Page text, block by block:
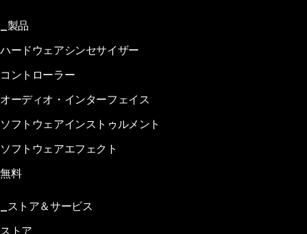
製品
ハードウェアシンセサイザー
コントローラー
オーディオ・インターフェイス
ソフトウェアインストゥルメント
ソフトウェアエフェクト
無料
ストア＆サービス
ストア